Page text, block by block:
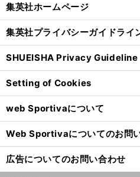
集英社ホームページ
集英社プライバシーガイドライ
SHUEISHA Privacy Guideline
Setting of Cookies
web Sportivaについて
Web Sportivaについてのお問
広告についてのお問い合わせ